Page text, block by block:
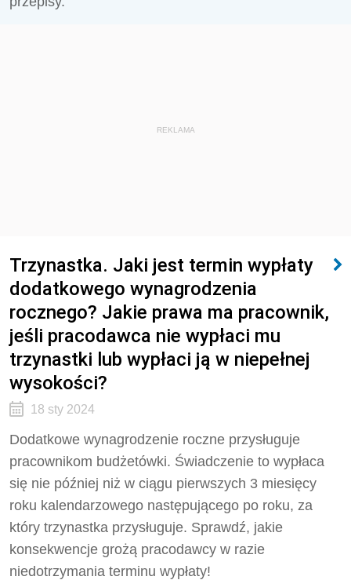
REKLAMA
Trzynastka. Jaki jest termin wypłaty
dodatkowego wynagrodzenia
rocznego? Jakie prawa ma pracownik,
jeśli pracodawca nie wypłaci mu
trzynastki lub wypłaci ją w niepełnej
wysokości?
18 sty 2024
Dodatkowe wynagrodzenie roczne przysługuje
pracownikom budżetówki. Świadczenie to wypłaca
się nie później niż w ciągu pierwszych 3 miesięcy
roku kalendarzowego następującego po roku, za
który trzynastka przysługuje. Sprawdź, jakie
konsekwencje grożą pracodawcy w razie
niedotrzymania terminu wypłaty!